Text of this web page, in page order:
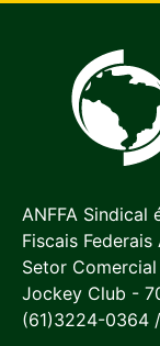
ANFFA
Fiscais
Setor
Jockey Club -
(61)3224-0364